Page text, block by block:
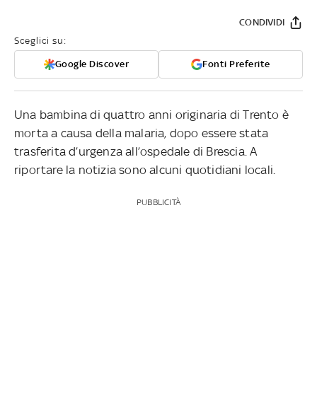
Sceglici su:
Google Discover Fonti Preferite
CONDIVIDI
Una bambina di quattro anni originaria di Trento è
morta a causa della malaria, dopo essere stata
trasferita d’urgenza all’ospedale di Brescia. A
riportare la notizia sono alcuni quotidiani locali.
PUBBLICITÀ